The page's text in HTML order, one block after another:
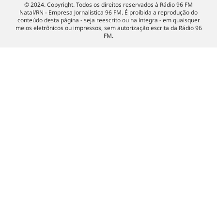
© 2024. Copyright. Todos os direitos reservados à Rádio 96 FM
Natal/RN - Empresa Jornalística 96 FM. É proibida a reprodução do
conteúdo desta página - seja reescrito ou na íntegra - em quaisquer
meios eletrônicos ou impressos, sem autorização escrita da Rádio 96
FM.